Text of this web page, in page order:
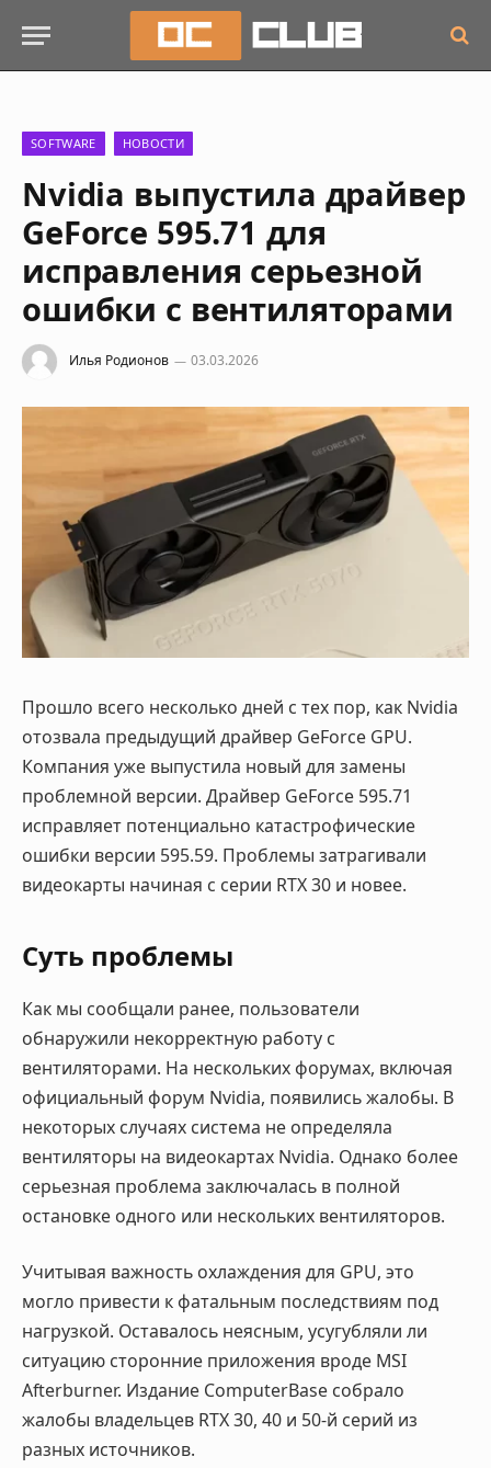
SOFTWARE НОВОСТИ
Nvidia выпустила драйвер
GeForce 595.71 для
исправления серьезной
ошибки с вентиляторами
Илья Родионов 03.03.2026
Прошло всего несколько дней с тех пор, как Nvidia
отозвала предыдущий драйвер GeForce GPU.
Компания уже выпустила новый для замены
проблемной версии. Драйвер GeForce 595.71
исправляет потенциально катастрофические
ошибки версии 595.59. Проблемы затрагивали
видеокарты начиная с серии RTX 30 и новее.
Суть проблемы
Как мы сообщали ранее, пользователи
обнаружили некорректную работу с
вентиляторами. На нескольких форумах, включая
официальный форум Nvidia, появились жалобы. В
некоторых случаях система не определяла
вентиляторы на видеокартах Nvidia. Однако более
серьезная проблема заключалась в полной
остановке одного или нескольких вентиляторов.
Учитывая важность охлаждения для GPU, это
могло привести к фатальным последствиям под
нагрузкой. Оставалось неясным, усугубляли ли
ситуацию сторонние приложения вроде MSI
Afterburner. Издание ComputerBase собрало
жалобы владельцев RTX 30, 40 и 50-й серий из
разных источников.